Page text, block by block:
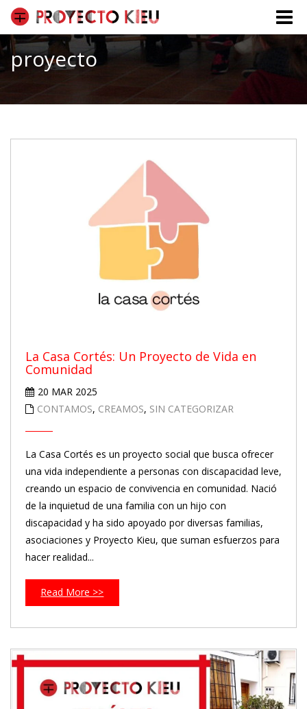
Toggle
proyecto
La Casa Cortés: Un Proyecto de Vida en
Comunidad
20 MAR 2025
CONTAMOS, CREAMOS, SIN CATEGORIZAR
La Casa Cortés es un proyecto social que busca ofrecer
una vida independiente a personas con discapacidad leve,
creando un espacio de convivencia en comunidad. Nació
de la inquietud de una familia con un hijo con
discapacidad y ha sido apoyado por diversas familias,
asociaciones y Proyecto Kieu, que suman esfuerzos para
hacer realidad...
Read More >>